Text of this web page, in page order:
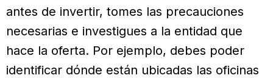
antes de invertir, tomes las precauciones
necesarias e investigues a la entidad que
hace la oferta. Por ejemplo, debes poder
identificar dónde están ubicadas las oficinas